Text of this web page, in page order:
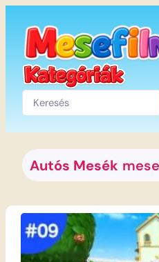
tartalomhoz
Keresés
Autós Mesék